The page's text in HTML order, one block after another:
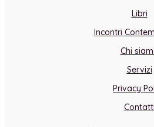
Libri
Incontri
Chi
Servizi
Privacy
Contatti